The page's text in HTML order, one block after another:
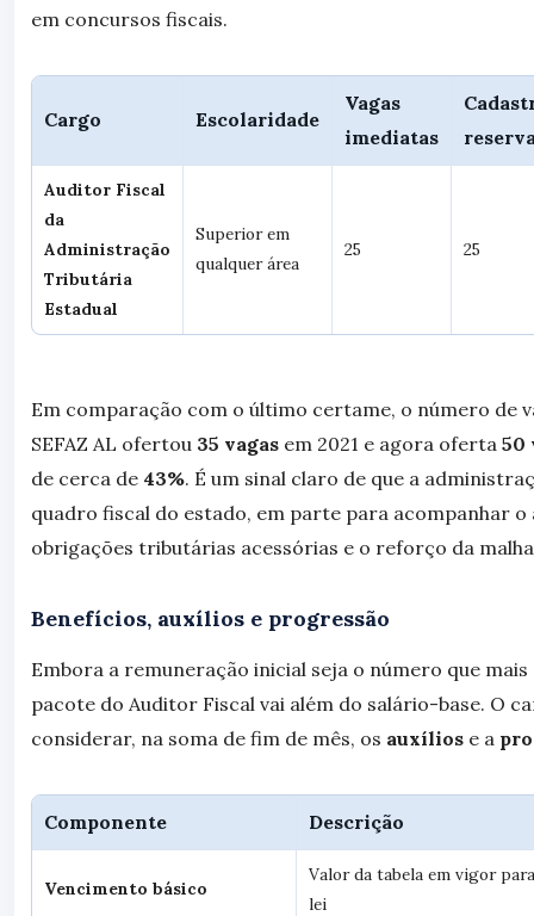
em concursos fiscais.
Cargo Escolaridade
Vagas
imediatas
Auditor Fiscal
da
Administração
Tributária
Estadual
Superior em
qualquer área
25 25
Em comparação com o último certame, o número de
SEFAZ AL ofertou 35 vagas em 2021 e agora oferta 50
de cerca de 43%. É um sinal claro de que a
quadro fiscal do estado, em parte para acompanhar o
obrigações tributárias acessórias e o reforço da
Benefícios, auxílios e progressão
Embora a remuneração inicial seja o número que
pacote do Auditor Fiscal vai além do salário-base. O
considerar, na soma de fim de mês, os auxílios e a
Componente Descrição
Vencimento básico
Valor da tabela em vigor
lei